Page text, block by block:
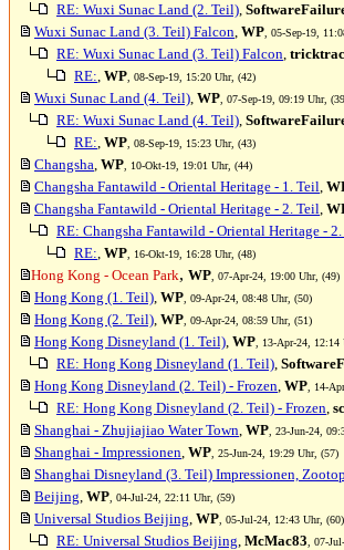
RE: Wuxi Sunac Land (2. Teil),
Wuxi Sunac Land (3. Teil) Falcon, WP , 05-Sep-19,
RE: Wuxi Sunac Land (3. Teil) Falcon,
RE:, WP , 08-Sep-19, 15:20 Uhr, (42)
Wuxi Sunac Land (4. Teil), WP , 07-Sep-19, 09:19 Uhr,
RE: Wuxi Sunac Land (4. Teil),
RE:, WP , 08-Sep-19, 15:23 Uhr, (43)
Changsha, WP , 10-Okt-19, 19:01 Uhr, (44)
Changsha Fantawild - Oriental Heritage - 1. Teil,
Changsha Fantawild - Oriental Heritage - 2. Teil,
RE: Changsha Fantawild - Oriental Heritage -
RE:, WP , 16-Okt-19, 16:28 Uhr, (48)
Hong Kong - Ocean Park, WP , 07-Apr-24, 19:00 Uhr, (49)
Hong Kong (1. Teil), WP , 09-Apr-24, 08:48 Uhr, (50)
Hong Kong (2. Teil), WP , 09-Apr-24, 08:59 Uhr, (51)
Hong Kong Disneyland (1. Teil), WP , 13-Apr-24,
RE: Hong Kong Disneyland (1. Teil),
Hong Kong Disneyland (2. Teil) - Frozen, WP , 14-
RE: Hong Kong Disneyland (2. Teil) - Frozen,
Shanghai - Zhujiajiao Water Town, WP , 23-Jun-24,
Shanghai - Impressionen, WP , 25-Jun-24, 19:29 Uhr, (57)
Shanghai Disneyland (3. Teil) Impressionen,
Beijing, WP , 04-Jul-24, 22:11 Uhr, (59)
Universal Studios Beijing, WP , 05-Jul-24, 12:43 Uhr, (60)
RE: Universal Studios Beijing, McMac83 , 07-